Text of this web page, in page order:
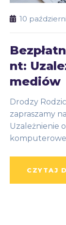
10
nt:
mediów
Drodzy
zapraszamy
Uzależnienie
CZYTAJ